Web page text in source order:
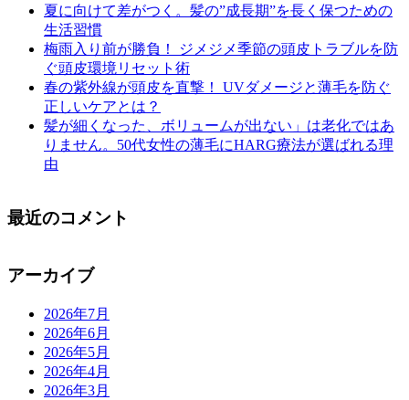
夏に向けて差がつく。髪の”成長期”を長く保つための
生活習慣
梅雨入り前が勝負！ ジメジメ季節の頭皮トラブルを防
ぐ頭皮環境リセット術
春の紫外線が頭皮を直撃！ UVダメージと薄毛を防ぐ
正しいケアとは？
髪が細くなった、ボリュームが出ない」は老化ではあ
りません。50代女性の薄毛にHARG療法が選ばれる理
由
最近のコメント
アーカイブ
2026年7月
2026年6月
2026年5月
2026年4月
2026年3月